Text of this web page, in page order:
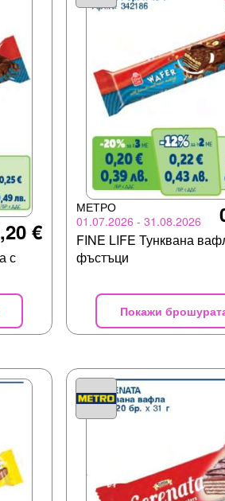
€
с
МЕТРО
01.07.2026 - 31.08.2026
FINE LIFE Тунквана
фъстъци
Покажи